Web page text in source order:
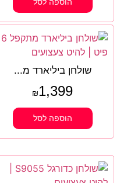
הוספה לסל
שולחן ביליארד מ...
₪1,399
הוספה לסל